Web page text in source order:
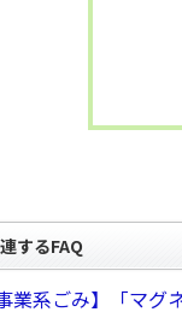
するFAQ
事業系ごみ】「マ